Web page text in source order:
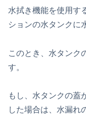
水拭き機能を使用す
ションの水タンクに
このとき、水タンク
す。
もし、水タンクの蓋
した場合は、水漏れ